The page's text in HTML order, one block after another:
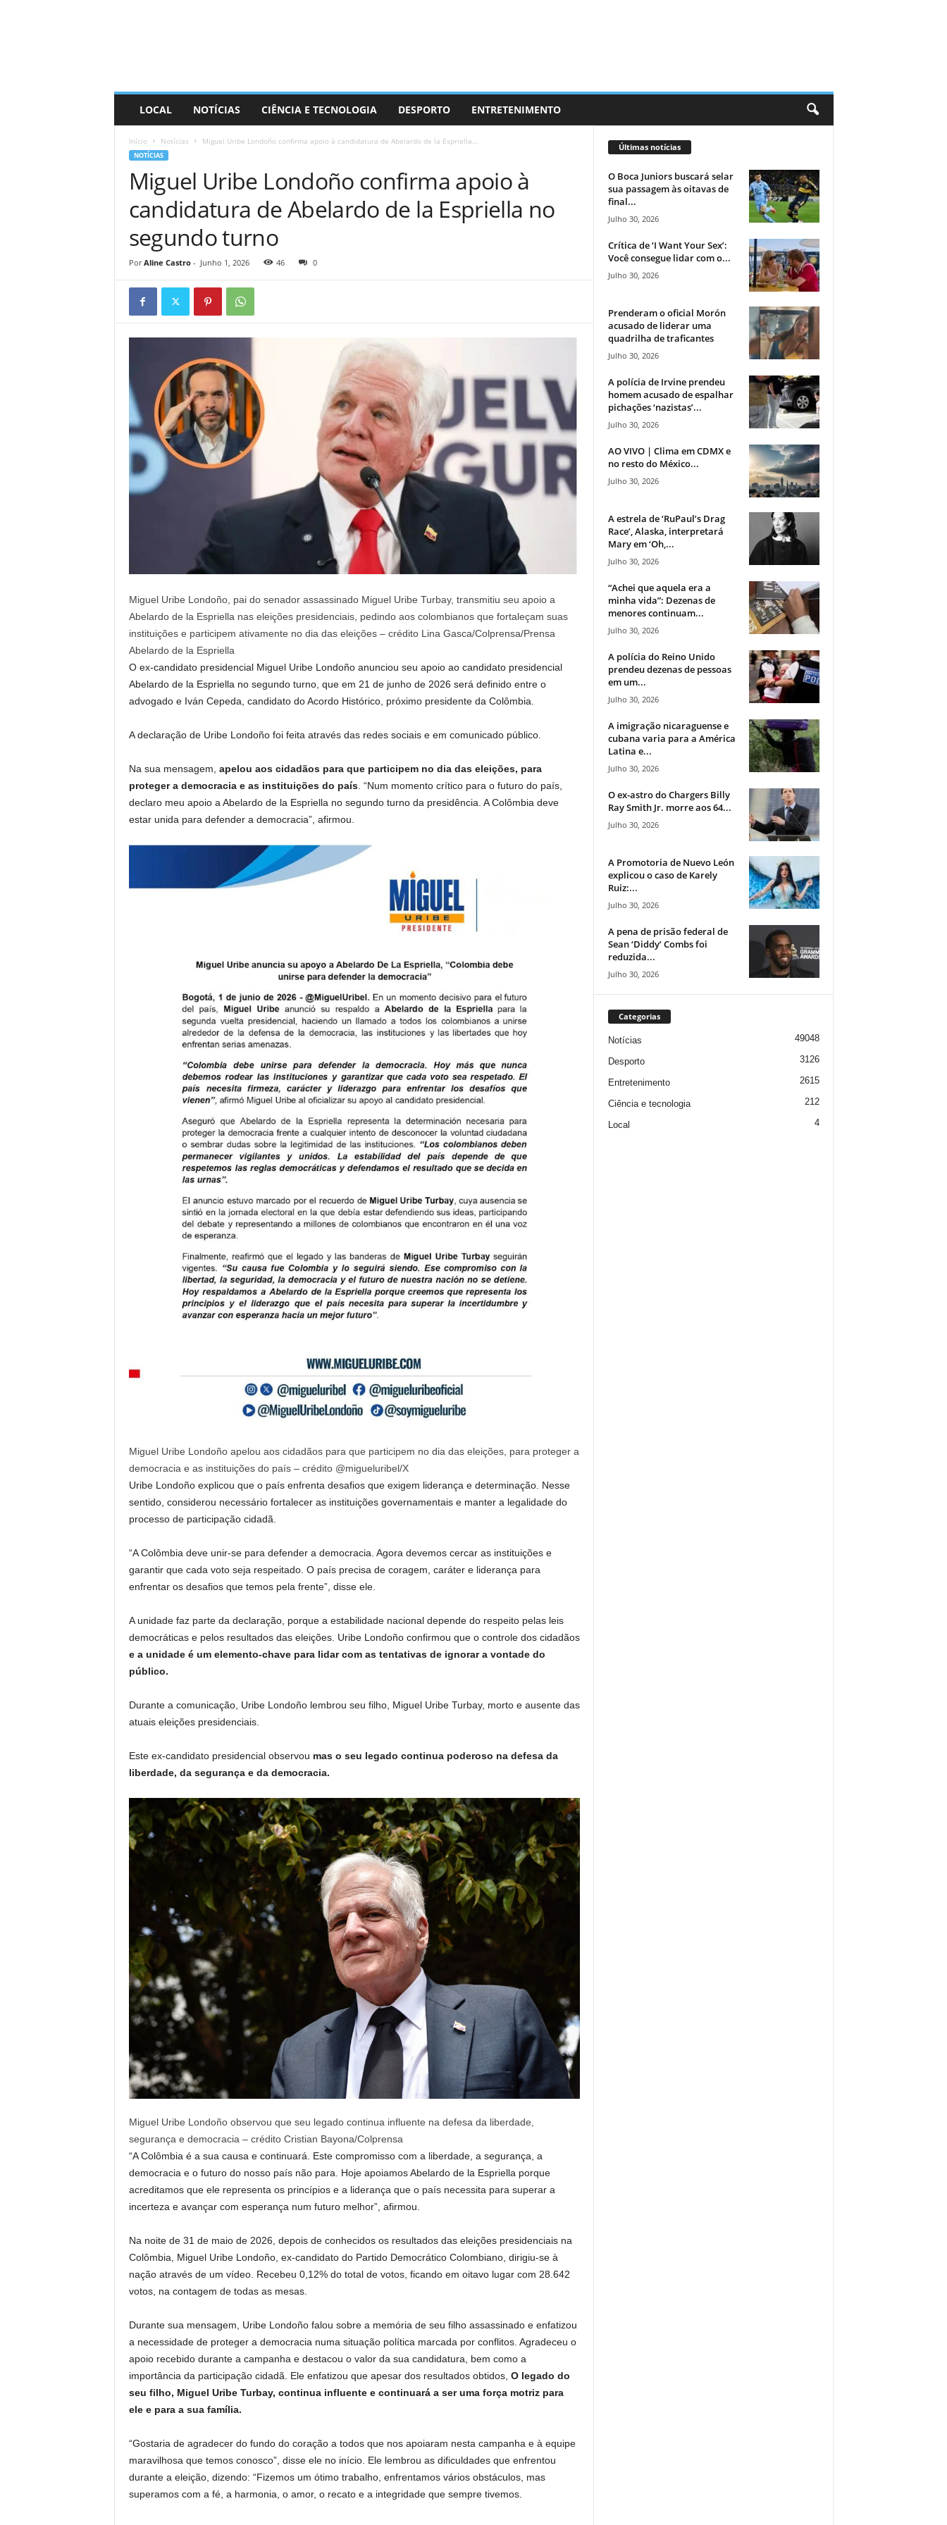
LOCAL NOTÍCIAS CIÊNCIA E TECNOLOGIA DESPORTO ENTRETENIMENTO
Início Notícias Miguel Uribe Londoño confirma apoio à candidatura de Abelardo de la Espriella...
NOTÍCIAS
Miguel Uribe Londoño confirma apoio à
candidatura de Abelardo de la Espriella no
segundo turno
Por Aline Castro- Junho 1, 2026 46 0
Miguel Uribe Londoño, pai do senador assassinado Miguel Uribe Turbay, transmitiu seu apoio a
Abelardo de la Espriella nas eleições presidenciais, pedindo aos colombianos que fortaleçam suas
instituições e participem ativamente no dia das eleições – crédito Lina Gasca/Colprensa/Prensa
Abelardo de la Espriella
O ex-candidato presidencial Miguel Uribe Londoño anunciou seu apoio ao candidato presidencial
Abelardo de la Espriella no segundo turno, que em 21 de junho de 2026 será definido entre o
advogado e Iván Cepeda, candidato do Acordo Histórico, próximo presidente da Colômbia.
A declaração de Uribe Londoño foi feita através das redes sociais e em comunicado público.
Na sua mensagem, apelou aos cidadãos para que participem no dia das eleições, para
proteger a democracia e as instituições do país. “Num momento crítico para o futuro do país,
declaro meu apoio a Abelardo de la Espriella no segundo turno da presidência. A Colômbia deve
estar unida para defender a democracia”, afirmou.
Miguel Uribe Londoño apelou aos cidadãos para que participem no dia das eleições, para proteger a
democracia e as instituições do país – crédito @migueluribel/X
Uribe Londoño explicou que o país enfrenta desafios que exigem liderança e determinação. Nesse
sentido, considerou necessário fortalecer as instituições governamentais e manter a legalidade do
processo de participação cidadã.
“A Colômbia deve unir-se para defender a democracia. Agora devemos cercar as instituições e
garantir que cada voto seja respeitado. O país precisa de coragem, caráter e liderança para
enfrentar os desafios que temos pela frente”, disse ele.
A unidade faz parte da declaração, porque a estabilidade nacional depende do respeito pelas leis
democráticas e pelos resultados das eleições. Uribe Londoño confirmou que o controle dos cidadãos
e a unidade é um elemento-chave para lidar com as tentativas de ignorar a vontade do
público.
Durante a comunicação, Uribe Londoño lembrou seu filho, Miguel Uribe Turbay, morto e ausente das
atuais eleições presidenciais.
Este ex-candidato presidencial observou mas o seu legado continua poderoso na defesa da
liberdade, da segurança e da democracia.
Miguel Uribe Londoño observou que seu legado continua influente na defesa da liberdade,
segurança e democracia – crédito Cristian Bayona/Colprensa
“A Colômbia é a sua causa e continuará. Este compromisso com a liberdade, a segurança, a
democracia e o futuro do nosso país não para. Hoje apoiamos Abelardo de la Espriella porque
acreditamos que ele representa os princípios e a liderança que o país necessita para superar a
incerteza e avançar com esperança num futuro melhor”, afirmou.
Na noite de 31 de maio de 2026, depois de conhecidos os resultados das eleições presidenciais na
Colômbia, Miguel Uribe Londoño, ex-candidato do Partido Democrático Colombiano, dirigiu-se à
nação através de um vídeo. Recebeu 0,12% do total de votos, ficando em oitavo lugar com 28.642
votos, na contagem de todas as mesas.
Durante sua mensagem, Uribe Londoño falou sobre a memória de seu filho assassinado e enfatizou
a necessidade de proteger a democracia numa situação política marcada por conflitos. Agradeceu o
apoio recebido durante a campanha e destacou o valor da sua candidatura, bem como a
importância da participação cidadã. Ele enfatizou que apesar dos resultados obtidos, O legado do
seu filho, Miguel Uribe Turbay, continua influente e continuará a ser uma força motriz para
ele e para a sua família.
“Gostaria de agradecer do fundo do coração a todos que nos apoiaram nesta campanha e à equipe
maravilhosa que temos conosco”, disse ele no início. Ele lembrou as dificuldades que enfrentou
durante a eleição, dizendo: “Fizemos um ótimo trabalho, enfrentamos vários obstáculos, mas
superamos com a fé, a harmonia, o amor, o recato e a integridade que sempre tivemos.
Últimas notícias
O Boca Juniors buscará selar
sua passagem às oitavas de
final...
Julho 30, 2026
Crítica de ‘I Want Your Sex’:
Você consegue lidar com o...
Julho 30, 2026
Prenderam o oficial Morón
acusado de liderar uma
quadrilha de traficantes
Julho 30, 2026
A polícia de Irvine prendeu
homem acusado de espalhar
pichações ‘nazistas’...
Julho 30, 2026
AO VIVO | Clima em CDMX e
no resto do México...
Julho 30, 2026
A estrela de ‘RuPaul’s Drag
Race’, Alaska, interpretará
Mary em ‘Oh,...
Julho 30, 2026
“Achei que aquela era a
minha vida”: Dezenas de
menores continuam...
Julho 30, 2026
A polícia do Reino Unido
prendeu dezenas de pessoas
em um...
Julho 30, 2026
A imigração nicaraguense e
cubana varia para a América
Latina e...
Julho 30, 2026
O ex-astro do Chargers Billy
Ray Smith Jr. morre aos 64...
Julho 30, 2026
A Promotoria de Nuevo León
explicou o caso de Karely
Ruiz:...
Julho 30, 2026
A pena de prisão federal de
Sean ‘Diddy’ Combs foi
reduzida...
Julho 30, 2026
Categorias
Notícias 49048
Desporto 3126
Entretenimento 2615
Ciência e tecnologia 212
Local 4